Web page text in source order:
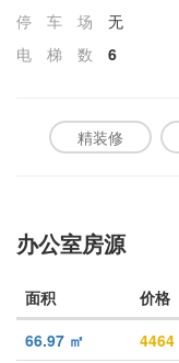
停车场
无
电梯数
6
精装修
办公室房源
面积 价格
66.97 ㎡
4464